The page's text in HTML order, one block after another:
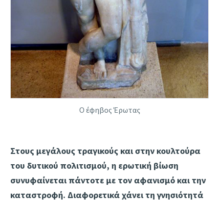
Ο έφηβος Έρωτας
Στους μεγάλους τραγικούς και στην κουλτούρα
του δυτικού πολιτισμού, η ερωτική βίωση
συνυφαίνεται πάντοτε με τον αφανισμό και την
καταστροφή. Διαφορετικά χάνει τη γνησιότητά